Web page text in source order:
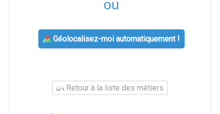
ou
Géolocalisez-moi automatiquement !
Retour à la liste des métiers